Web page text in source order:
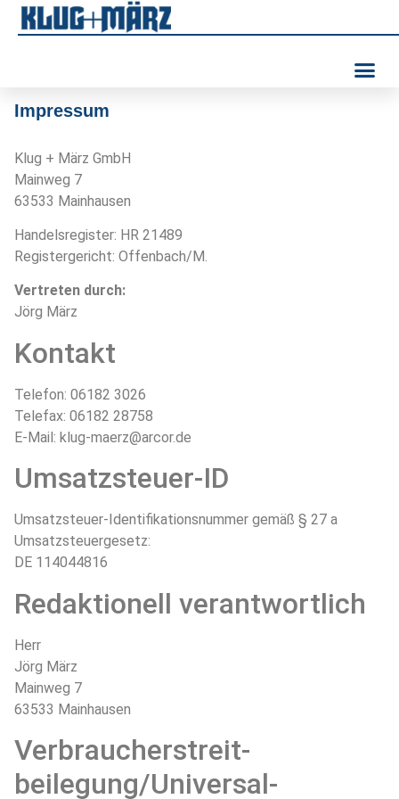
Impressum
Klug + März GmbH
Mainweg 7
63533 Mainhausen
Handelsregister: HR 21489
Registergericht: Offenbach/M.
Vertreten durch:
Jörg März
Kontakt
Telefon: 06182 3026
Telefax: 06182 28758
E-Mail: klug-maerz@arcor.de
Umsatzsteuer-ID
Umsatzsteuer-Identifikationsnummer gemäß § 27 a
Umsatzsteuergesetz:
DE 114044816
Redaktionell verantwortlich
Herr
Jörg März
Mainweg 7
63533 Mainhausen
Verbraucher­streit­
beilegung/Universal­